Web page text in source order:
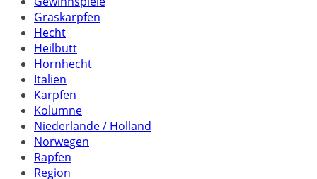
Graskarpfen
Hecht
Heilbutt
Hornhecht
Italien
Karpfen
Kolumne
Niederlande / Holland
Norwegen
Rapfen
Region